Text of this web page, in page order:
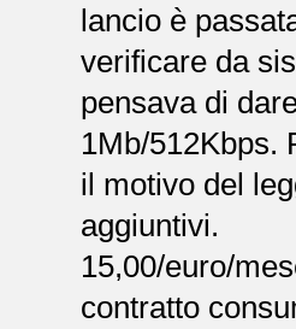
lancio è
verificare da
pensava di
1Mb/512Kbps.
il motivo del
aggiuntivi.
15,00/euro/
contratto